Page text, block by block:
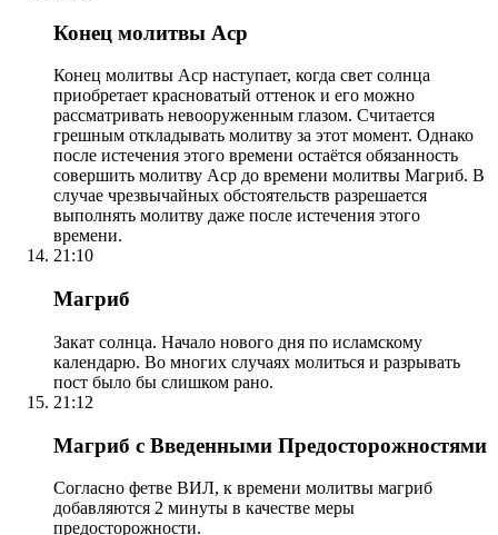
Конец молитвы Аср
Конец молитвы Аср наступает, когда свет солнца
приобретает красноватый оттенок и его можно
рассматривать невооруженным глазом. Считается
грешным откладывать молитву за этот момент. Однако
после истечения этого времени остаётся обязанность
совершить молитву Аср до времени молитвы Магриб. В
случае чрезвычайных обстоятельств разрешается
выполнять молитву даже после истечения этого
времени.
21:10
Магриб
Закат солнца. Начало нового дня по исламскому
календарю. Во многих случаях молиться и разрывать
пост было бы слишком рано.
21:12
Магриб с Введенными Предосторожностями
Согласно фетве ВИЛ, к времени молитвы магриб
добавляются 2 минуты в качестве меры
предосторожности.